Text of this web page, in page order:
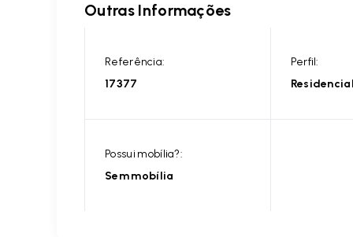
Outras Informações
Referência:
17377
Perfil:
Possui mobília?:
Sem mobília